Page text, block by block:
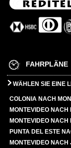
FAHRPLÄNE
WÄHLEN SIE EINE
COLONIA NACH
MONTEVIDEO NACH
MONTEVIDEO NACH
PUNTA DEL ESTE
MONTEVIDEO NACH